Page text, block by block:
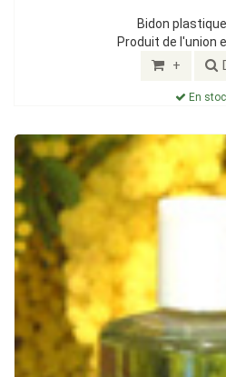
Bidon
Produit de l'union
+
En